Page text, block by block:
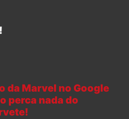
da Marvel no Google
perca nada do